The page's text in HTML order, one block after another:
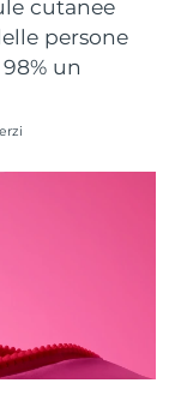
cutanee
persone
un
09/08/2026